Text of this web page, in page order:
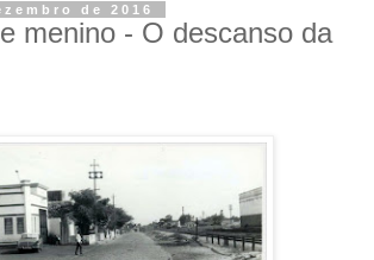
de 2016
menino - O descanso da